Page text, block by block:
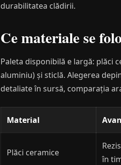
durabilitatea clădirii.
Ce materiale se
Paleta disponibilă e largă: plăci
aluminiu) și sticlă. Alegerea
detaliate în sursă, comparația
Material
Plăci ceramice
în